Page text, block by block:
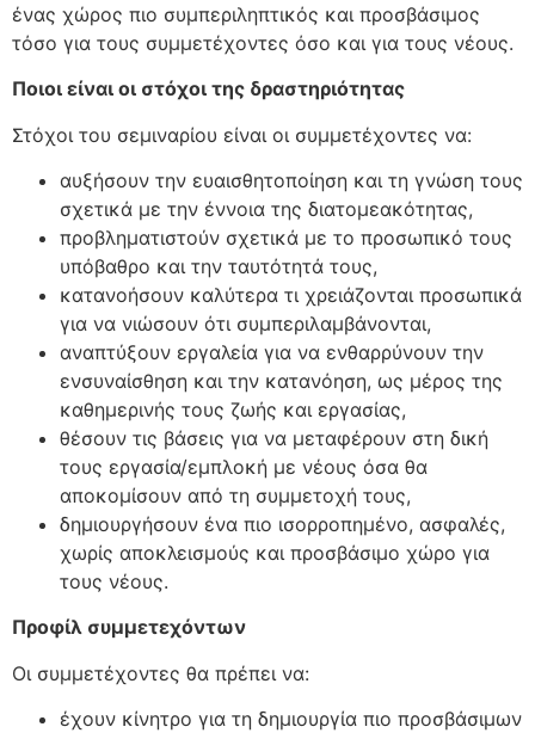
ένας χώρος πιο συμπεριληπτικός και προσβάσιμος
τόσο για τους συμμετέχοντες όσο και για τους νέους.
Ποιοι είναι οι στόχοι της δραστηριότητας
Στόχοι του σεμιναρίου είναι οι συμμετέχοντες να:
αυξήσουν την ευαισθητοποίηση και τη γνώση τους
σχετικά με την έννοια της διατομεακότητας,
προβληματιστούν σχετικά με το προσωπικό τους
υπόβαθρο και την ταυτότητά τους,
κατανοήσουν καλύτερα τι χρειάζονται προσωπικά
για να νιώσουν ότι συμπεριλαμβάνονται,
αναπτύξουν εργαλεία για να ενθαρρύνουν την
ενσυναίσθηση και την κατανόηση, ως μέρος της
καθημερινής τους ζωής και εργασίας,
θέσουν τις βάσεις για να μεταφέρουν στη δική
τους εργασία/εμπλοκή με νέους όσα θα
αποκομίσουν από τη συμμετοχή τους,
δημιουργήσουν ένα πιο ισορροπημένο, ασφαλές,
χωρίς αποκλεισμούς και προσβάσιμο χώρο για
τους νέους.
Προφίλ συμμετεχόντων
Οι συμμετέχοντες θα πρέπει να:
έχουν κίνητρο για τη δημιουργία πιο προσβάσιμων